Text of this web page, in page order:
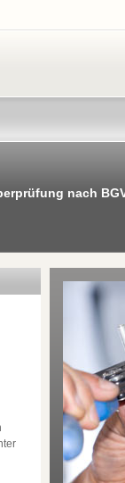
nach